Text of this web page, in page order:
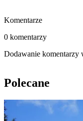
Komentarze
0 komentarzy
Dodawanie komentarzy
Polecane